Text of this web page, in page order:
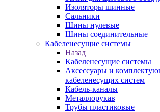
Изоляторы шинные
Сальники
Шины нулевые
Шины соединительные
Кабеленесущие системы
Назад
Кабеленесущие системы
Аксессуары и
кабеленесущих систем
Кабель-каналы
Металлорукав
Трубы пластиковые